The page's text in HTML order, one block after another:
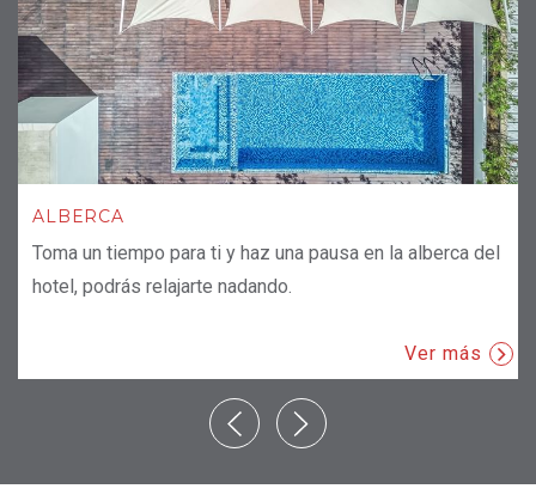
ALBERCA
Toma un tiempo para ti y haz una pausa en la alberca del
hotel, podrás relajarte nadando.
Ver más